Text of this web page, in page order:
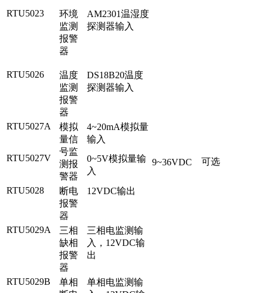
RTU5023
环境
监测
报警
器
AM2301温湿度
探测器输入
9~36VDC 可选
RTU5026
温度
监测
报警
器
DS18B20温度
探测器输入
RTU5027A
模拟
量信
号监
测报
警器
4~20mA模拟量
输入
RTU5027V
0~5V模拟量输
入
RTU5028
断电
报警
器
12VDC输出
RTU5029A
三相
缺相
报警
器
三相电监测输
入，12VDC输
出
RTU5029B
单相
单相电监测输